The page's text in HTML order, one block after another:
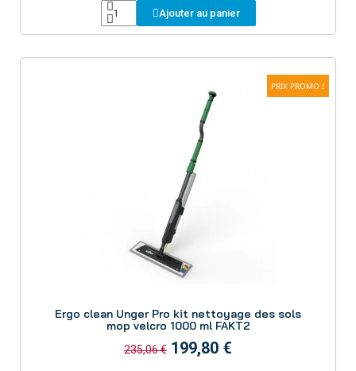
Ajouter au panier
PRIX PROMO !
Ergo clean Unger Pro kit nettoyage des sols
mop velcro 1000 ml FAKT2
235,06 € 199,80 €